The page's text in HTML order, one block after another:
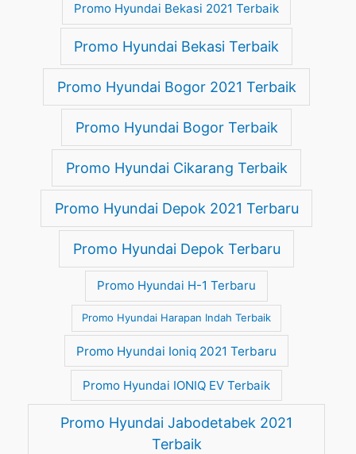
Promo Hyundai Bekasi 2021 Terbaik
Promo Hyundai Bekasi Terbaik
Promo Hyundai Bogor 2021 Terbaik
Promo Hyundai Bogor Terbaik
Promo Hyundai Cikarang Terbaik
Promo Hyundai Depok 2021 Terbaru
Promo Hyundai Depok Terbaru
Promo Hyundai H-1 Terbaru
Promo Hyundai Harapan Indah Terbaik
Promo Hyundai Ioniq 2021 Terbaru
Promo Hyundai IONIQ EV Terbaik
Promo Hyundai Jabodetabek 2021
Terbaik